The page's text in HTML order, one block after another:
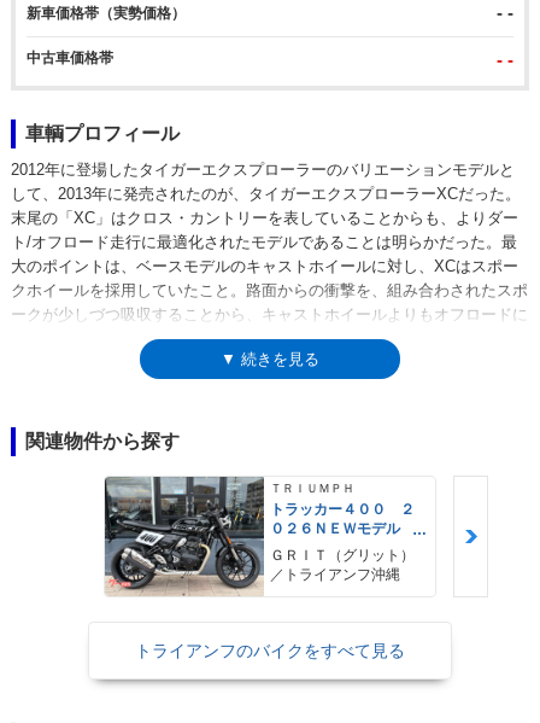
新車価格帯（実勢価格） - -
中古車価格帯 - -
車輌プロフィール
2012年に登場したタイガーエクスプローラーのバリエーションモデルと
して、2013年に発売されたのが、タイガーエクスプローラーXCだった。
末尾の「XC」はクロス・カントリーを表していることからも、よりダー
ト/オフロード走行に最適化されたモデルであることは明らかだった。最
大のポイントは、ベースモデルのキャストホイールに対し、XCはスポー
クホイールを採用していたこと。路面からの衝撃を、組み合わされたスポ
ークが少しづつ吸収することから、キャストホイールよりもオフロードに
適しているのは、オフロードモデルがスポークホイールを採用する理由。
タイガーエクスプローラーXCも例外ではなかった。但し、この英国製ア
バリエーション展開が始まった。標準仕様としての「XC」、セミアクテ
ィブサスや慣性測定機能を備えた「XCx」及び、そのローシート仕様
（XCx Low）、ヒルホールドコントロール、電熱シートなどを装備した最
上位仕様の「XCA」という全4タイプ構成。そのうち、日本市場へは、
XCxとXCAのみが導入された。2018年のモデルチェンジでは、モデル名
から「エクスプローラー」が外れ、タイガー1200XC（シリーズ各タイ
プ）となった。
▼ 続きを見る
関連物件から探す
ＴＲＩＵＭＰＨ
トラッカー４００ ２
０２６ＮＥＷモデル
フラットトラック ト
ルクアシストクラッ
チ トラクションコン
ＧＲＩＴ（グリット）
／トライアンフ沖縄
トライアンフのバイクをすべて見る